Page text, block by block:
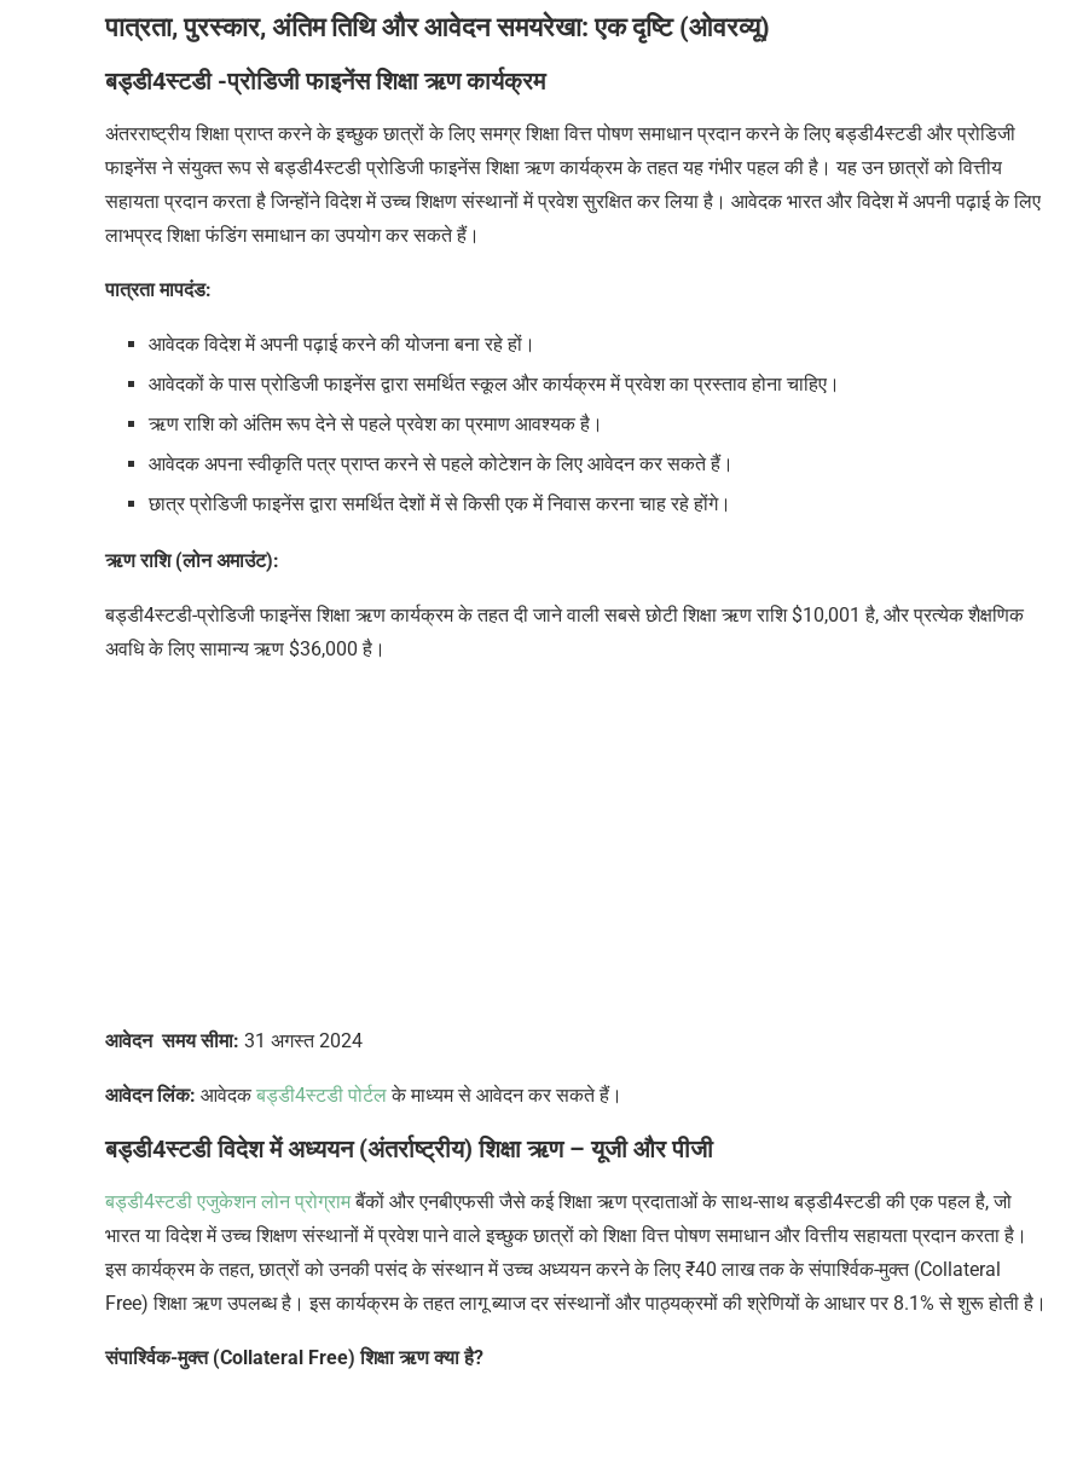
पात्रता, पुरस्कार, अंतिम तिथि और आवेदन समयरेखा: एक दृष्टि (ओवरव्यू)
बड्डी4स्टडी -प्रोडिजी फाइनेंस शिक्षा ऋण कार्यक्रम
अंतरराष्ट्रीय शिक्षा प्राप्त करने के इच्छुक छात्रों के लिए समग्र शिक्षा वित्त पोषण समाधान प्रदान करने के लिएबड्डी4स्टडी और प्रोडिजी
फाइनेंस ने संयुक्त रूप सेबड्डी4स्टडीप्रोडिजी फाइनेंस शिक्षा ऋण कार्यक्रम के तहत यह गंभीर पहल की है। यह उन छात्रों को वित्तीय
सहायता प्रदान करता है जिन्होंने विदेश में उच्च शिक्षण संस्थानों में प्रवेश सुरक्षित कर लिया है। आवेदक भारत और विदेश में अपनी पढ़ाई के लिए
लाभप्रद शिक्षा फंडिंग समाधानका उपयोग कर सकते हैं।
पात्रता मापदंड:
आवेदक विदेश में अपनी पढ़ाई करने की योजना बना रहे हों।
आवेदकों के पास प्रोडिजी फाइनेंस द्वारा समर्थित स्कूल और कार्यक्रम में प्रवेश का प्रस्ताव होना चाहिए।
ऋण राशि को अंतिम रूप देने से पहले प्रवेश का प्रमाण आवश्यक है।
आवेदक अपना स्वीकृति पत्र प्राप्त करने से पहले कोटेशन के लिए आवेदन कर सकते हैं।
छात्र प्रोडिजी फाइनेंस द्वारा समर्थित देशों में से किसी एक में निवास करना चाह रहे होंगे।
ऋण राशि (लोन अमाउंट):
बड्डी4स्टडी-प्रोडिजी फाइनेंस शिक्षा ऋण कार्यक्रम के तहत दी जाने वाली सबसे छोटी शिक्षा ऋण राशि $10,001 है, और प्रत्येक शैक्षणिक
अवधि के लिए सामान्य ऋण $36,000 है।
आवेदन समय सीमा: 31 अगस्त 2024
आवेदन लिंक: आवेदकबड्डी4स्टडी पोर्टल के माध्यम से आवेदन कर सकते हैं।
बड्डी4स्टडीविदेश में अध्ययन (अंतर्राष्ट्रीय) शिक्षा ऋण – यूजी और पीजी
बड्डी4स्टडी एजुकेशन लोन प्रोग्रामबैंकों और एनबीएफसी जैसे कई शिक्षा ऋण प्रदाताओं के साथ-साथबड्डी4स्टडीकी एक पहल है, जो
भारत या विदेश में उच्च शिक्षण संस्थानों में प्रवेश पाने वाले इच्छुक छात्रों को शिक्षा वित्त पोषण समाधान और वित्तीय सहायता प्रदान करता है।
इस कार्यक्रम के तहत, छात्रों को उनकी पसंद के संस्थान में उच्च अध्ययन करने के लिए ₹40 लाख तक के संपार्श्विक-मुक्त (Collateral
Free) शिक्षा ऋण उपलब्ध है। इस कार्यक्रम के तहत लागू ब्याज दर संस्थानों और पाठ्यक्रमों की श्रेणियों के आधार पर 8.1% से शुरू होती है।
संपार्श्विक-मुक्त (Collateral Free) शिक्षा ऋण क्या है?